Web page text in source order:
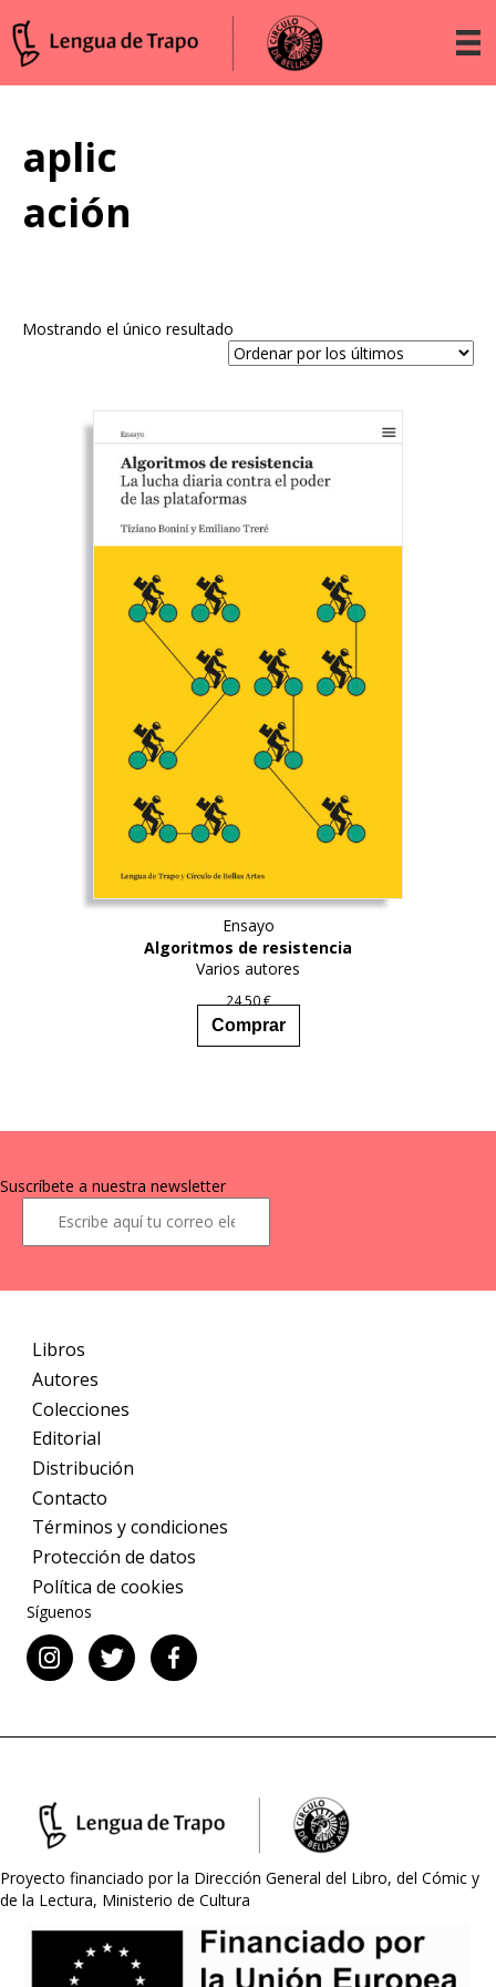
aplic
ación
Mostrando el único resultado
Ensayo
Algoritmos de resistencia
Varios autores
24,50€
Comprar
Suscríbete a nuestra newsletter
Libros
Autores
Colecciones
Editorial
Distribución
Contacto
Términos y condiciones
Protección de datos
Política de cookies
Síguenos
Proyecto financiado por la Dirección General del Libro, del Cómic y
de la Lectura, Ministerio de Cultura